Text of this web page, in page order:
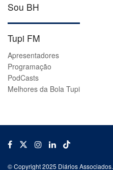
Sou BH
Tupi FM
Apresentadores
Programação
PodCasts
Melhores da Bola Tupi
© Copyright 2025 Diários Associados.